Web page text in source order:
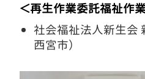
＜再生作業委託福祉作
社会福祉法人新生会
西宮市）